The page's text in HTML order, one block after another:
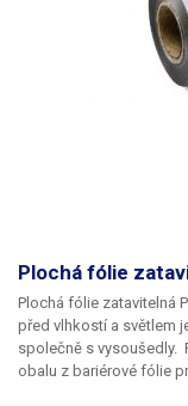
Plochá fólie
Plochá fólie zatavitelná
před vlhkostí a světlem
společně s vysoušedly.
obalu z bariérové fólie